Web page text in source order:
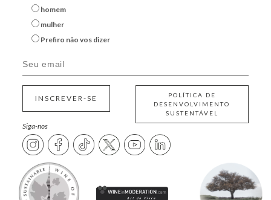
homem
mulher
Prefiro não vos dizer
INSCREVER-SE
POLÍTICA DE
DESENVOLVIMENTO
SUSTENTÁVEL
Siga-nos